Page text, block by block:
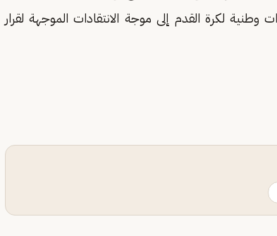
لكرة القدم إلى موجة الانتقادات الموجهة لقرار